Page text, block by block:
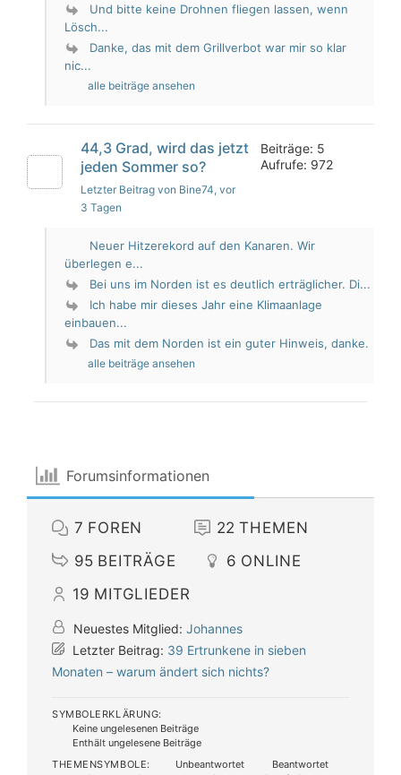
Und bitte keine Drohnen fliegen lassen, wenn
Lösch...
Danke, das mit dem Grillverbot war mir so klar
nic...
alle beiträge ansehen
44,3 Grad, wird das jetzt
jeden Sommer so?
Letzter Beitrag von Bine74, vor
3 Tagen
Beiträge: 5
Aufrufe: 972
Neuer Hitzerekord auf den Kanaren. Wir
überlegen e...
Bei uns im Norden ist es deutlich erträglicher. Di...
Ich habe mir dieses Jahr eine Klimaanlage
einbauen...
Das mit dem Norden ist ein guter Hinweis, danke.
alle beiträge ansehen
Forumsinformationen
7 FOREN 22 THEMEN
95 BEITRÄGE 6 ONLINE
19 MITGLIEDER
Neuestes Mitglied: Johannes
Letzter Beitrag: 39 Ertrunkene in sieben
Monaten – warum ändert sich nichts?
SYMBOLERKLÄRUNG:
Keine ungelesenen Beiträge
Enthält ungelesene Beiträge
THEMENSYMBOLE:
Unbeantwortet
Beantwortet